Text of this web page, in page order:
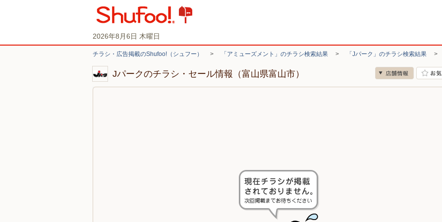
2026年8月6日 木曜日
チラシ・広告掲載のShufoo!（シュフー） > 「アミューズメント」のチラシ検索結果 > 「Jパーク」のチラシ検索結果 >
Jパークのチラシ・セール情報（富山県富山市）